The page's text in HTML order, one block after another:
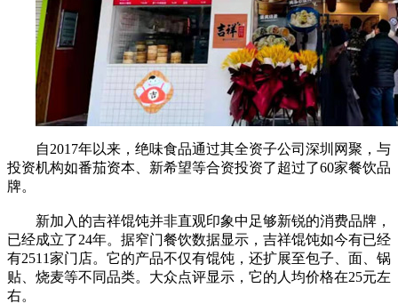
自2017年以来，绝味食品通过其全资子公司深圳网聚，与
投资机构如番茄资本、新希望等合资投资了超过了60家餐饮品
牌。
新加入的吉祥馄饨并非直观印象中足够新锐的消费品牌，
已经成立了24年。据窄门餐饮数据显示，吉祥馄饨如今有已经
有2511家门店。它的产品不仅有馄饨，还扩展至包子、面、锅
贴、烧麦等不同品类。大众点评显示，它的人均价格在25元左
右。